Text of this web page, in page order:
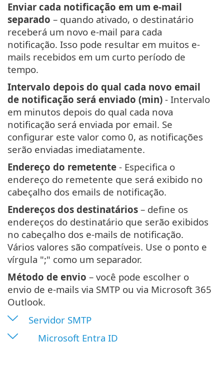
Enviar cada notificação em um e-mail
separado – quando ativado, o destinatário
receberá um novo e-mail para cada
notificação. Isso pode resultar em muitos e-
mails recebidos em um curto período de
tempo.
Intervalo depois do qual cada novo email
de notificação será enviado (min) - Intervalo
em minutos depois do qual cada nova
notificação será enviada por email. Se
configurar este valor como 0, as notificações
serão enviadas imediatamente.
Endereço do remetente - Especifica o
endereço do remetente que será exibido no
cabeçalho dos emails de notificação.
Endereços dos destinatários – define os
endereços do destinatário que serão exibidos
no cabeçalho dos e-mails de notificação.
Vários valores são compatíveis. Use o ponto e
vírgula ";" como um separador.
Método de envio – você pode escolher o
envio de e-mails via SMTP ou via Microsoft 365
Outlook.
Servidor SMTP
Microsoft Entra ID